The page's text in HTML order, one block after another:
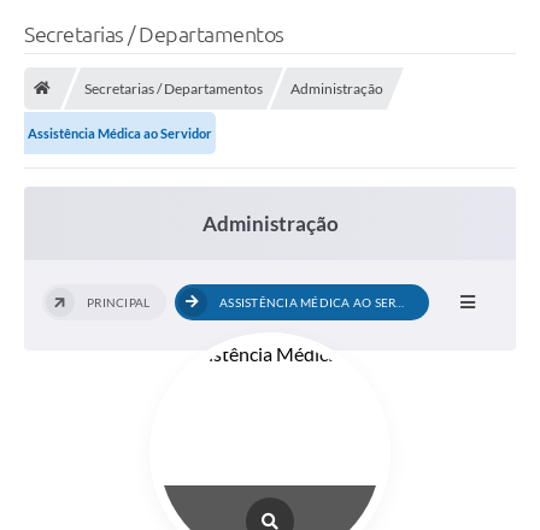
Estrutura Administrativa
Secretarias / Departamentos
Secretarias / Departamentos Administração
Assistência Médica ao Servidor
Administração
PRINCIPAL